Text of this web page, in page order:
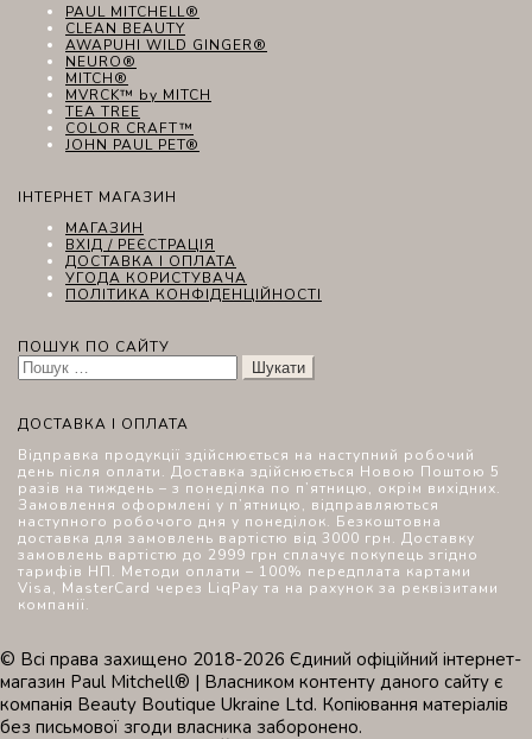
PAUL MITCHELL®
CLEAN BEAUTY
AWAPUHI WILD GINGER®
NEURO®
MITCH®
MVRCK™ by MITCH
TEA TREE
COLOR CRAFT™
JOHN PAUL PET®
ІНТЕРНЕТ МАГАЗИН
МАГАЗИН
ВХІД / РЕЄСТРАЦІЯ
ДОСТАВКА І ОПЛАТА
УГОДА КОРИСТУВАЧА
ПОЛІТИКА КОНФІДЕНЦІЙНОСТІ
ПОШУК ПО САЙТУ
Пошук:
ДОСТАВКА І ОПЛАТА
Відправка продукції здійснюється на наступний робочий
день після оплати. Доставка здійснюється Новою Поштою 5
разів на тиждень – з понеділка по п’ятницю, окрім вихідних.
Замовлення оформлені у п’ятницю, відправляються
наступного робочого дня у понеділок. Безкоштовна
доставка для замовлень вартістю від 3000 грн. Доставку
замовлень вартістю до 2999 грн сплачує покупець згідно
тарифів НП. Методи оплати – 100% передплата картами
Visa, MasterCard через LiqPay та на рахунок за реквізитами
компанії.
© Всі права захищено 2018-2026 Єдиний офіційний інтернет-
магазин Paul Mitchell® | Власником контенту даного сайту є
компанія Beauty Boutique Ukraine Ltd. Копіювання матеріалів
без письмової згоди власника заборонено.